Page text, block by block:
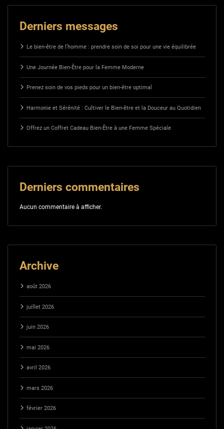
Derniers messages
Le bien-être de l’homme : prendre soin de soi pour une vie équilibrée
Une Journée Bien-Être pour la Femme Moderne
Prenez soin de vos pieds pour un bien-être optimal
Harmonie et Sérénité : Cultiver le Bien-être et la Douceur au Quotidien
Offrez un Coffret Cadeau Bien-Être à une Femme Spéciale
Derniers commentaires
Aucun commentaire à afficher.
Archive
août 2026
juillet 2026
juin 2026
mai 2026
avril 2026
mars 2026
février 2026